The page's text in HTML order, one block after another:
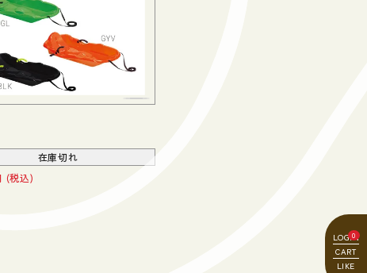
在庫切れ
税込
0